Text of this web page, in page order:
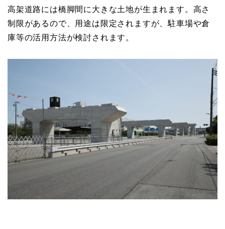
高架道路には橋脚間に大きな土地が生まれます。高さ
制限があるので、用途は限定されますが、駐車場や倉
庫等の活用方法が検討されます。